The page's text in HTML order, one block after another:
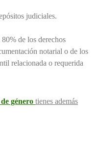
judiciales.
de los derechos
notarial o de los
relacionada o requerida
género tienes además